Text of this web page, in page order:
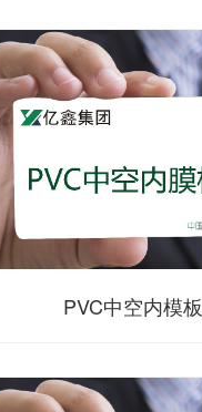
PVC中空内模板